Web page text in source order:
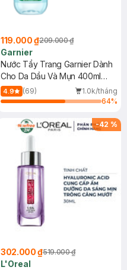
119.000 ₫209.000 ₫
Garnier
Nước Tẩy Trang Garnier Dành
Cho Da Dầu Và Mụn 400ml
(Mới)
4.9 (69)
1.0k/tháng
64%
-42 %
302.000 ₫519.000 ₫
L'Oreal